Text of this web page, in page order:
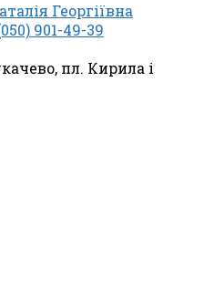
Георгіївна
901-49-39
пл. Кирила і